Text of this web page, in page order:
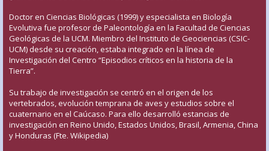
Doctor en Ciencias Biológicas (1999) y especialista en Biología
Evolutiva fue profesor de Paleontología en la Facultad de Ciencias
Geológicas de la UCM. Miembro del Instituto de Geociencias (CSIC-
UCM) desde su creación, estaba integrado en la línea de
Investigación del Centro “Episodios críticos en la historia de la
Tierra”.
Su trabajo de investigación se centró en el origen de los
vertebrados, evolución temprana de aves y estudios sobre el
cuaternario en el Caúcaso. Para ello desarrolló estancias de
investigación en Reino Unido, Estados Unidos, Brasil, Armenia, China
y Honduras (Fte. Wikipedia)